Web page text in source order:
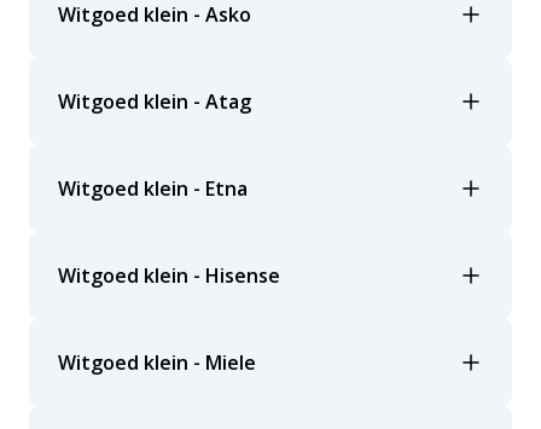
Witgoed klein - Asko
Witgoed klein - Atag
Witgoed klein - Etna
Witgoed klein - Hisense
Witgoed klein - Miele